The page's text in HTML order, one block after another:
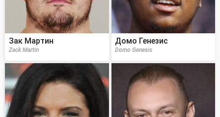
Зак Мартин
Zack Martin
Домо Генезис
Domo Genesis